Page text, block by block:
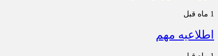
1 ماه قبل
اطلاعیه مهم